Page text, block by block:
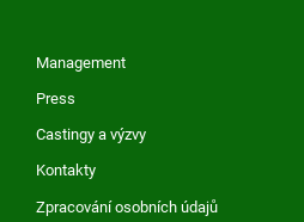
Management
Press
Castingy a výzvy
Kontakty
Zpracování osobních údajů